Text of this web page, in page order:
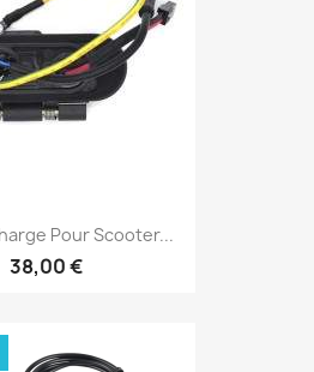
Pour Scooter...
38,00 €